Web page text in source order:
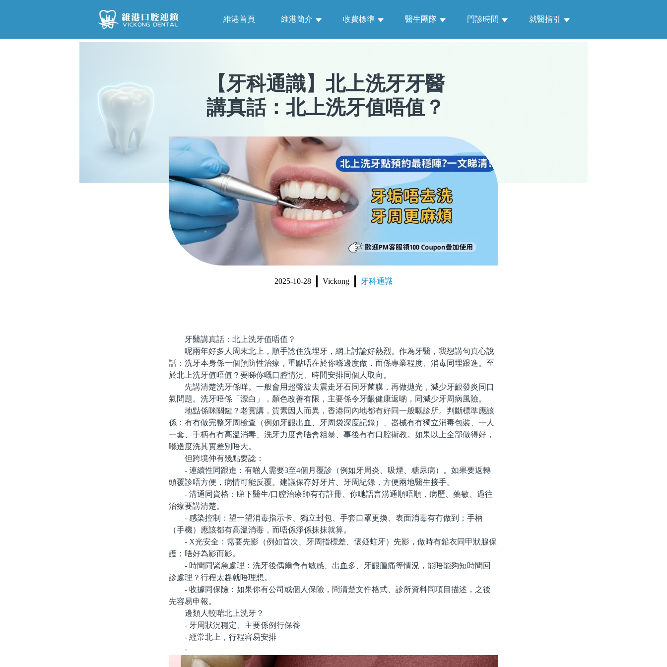
維港首頁 維港簡介 收費標準 醫生團隊 門診時間 就醫指引
【牙科通識】 北上洗牙牙醫
講真話：北上洗牙值唔值？
2025-10-28 Vickong 牙科通識
牙醫講真話：北上洗牙值唔值？
呢兩年好多人周末北上，順手諗住洗埋牙，網上討論好熱烈。作為牙醫，我想講句真心說
話：洗牙本身係一個預防性治療，重點唔在於你喺邊度做，而係專業程度、消毒同埋跟進。至
於北上洗牙值唔值？要睇你嘅口腔情況、時間安排同個人取向。
先講清楚洗牙係咩。一般會用超聲波去震走牙石同牙菌膜，再做拋光，減少牙齦發炎同口
氣問題。洗牙唔係「漂白」，顏色改善有限，主要係令牙齦健康返啲，同減少牙周病風險。
地點係咪關鍵？老實講，質素因人而異，香港同內地都有好同一般嘅診所。判斷標準應該
係：有冇做完整牙周檢查（例如牙齦出血、牙周袋深度記錄）、器械有冇獨立消毒包裝、一人
一套、手柄有冇高溫消毒、洗牙力度會唔會粗暴、事後有冇口腔衛教。如果以上全部做得好，
喺邊度洗其實差別唔大。
但跨境仲有幾點要諗：
- 連續性同跟進：有啲人需要3至4個月覆診（例如牙周炎、吸煙、糖尿病）。如果要返轉
頭覆診唔方便，病情可能反覆。建議保存好牙片、牙周紀錄，方便兩地醫生接手。
- 溝通同資格：睇下醫生/口腔治療師有冇註冊、你哋語言溝通順唔順，病歷、藥敏、過往
治療要講清楚。
- 感染控制：望一望消毒指示卡、獨立封包、手套口罩更換、表面消毒有冇做到；手柄
（手機）應該都有高溫消毒，而唔係淨係抹抹就算。
- X光安全：需要先影（例如首次、牙周指標差、懷疑蛀牙）先影，做時有鉛衣同甲狀腺保
護；唔好為影而影。
- 時間同緊急處理：洗牙後偶爾會有敏感、出血多、牙齦腫痛等情況，能唔能夠短時間回
診處理？行程太趕就唔理想。
- 收據同保險：如果你有公司或個人保險，問清楚文件格式、診所資料同項目描述，之後
先容易申報。
邊類人較啱北上洗牙？
- 牙周狀況穩定、主要係例行保養
- 經常北上，行程容易安排
-